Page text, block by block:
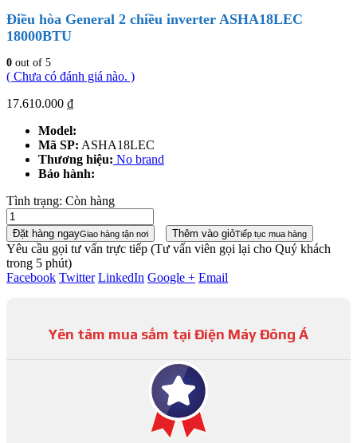
Điều hòa General 2 chiều inverter ASHA18LEC
18000BTU
0 out of 5
( Chưa có đánh giá nào. )
17.610.000 ₫
Model:
Mã SP: ASHA18LEC
Thương hiệu: No brand
Bảo hành:
Tình trạng: Còn hàng
Đặt hàng ngayGiao hàng tận nơi Thêm vào giỏTiếp tục mua hàng
Yêu cầu gọi tư vấn trực tiếp (Tư vấn viên gọi lại cho Quý khách
trong 5 phút)
Facebook Twitter LinkedIn Google + Email
Yên tâm mua sắm tại Điện Máy Đông Á